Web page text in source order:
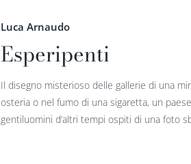
Luca Arnaudo
Esperipenti
Il disegno misterioso delle gallerie di una
osteria o nel fumo di una sigaretta, un
gentiluomini d’altri tempi ospiti di una foto